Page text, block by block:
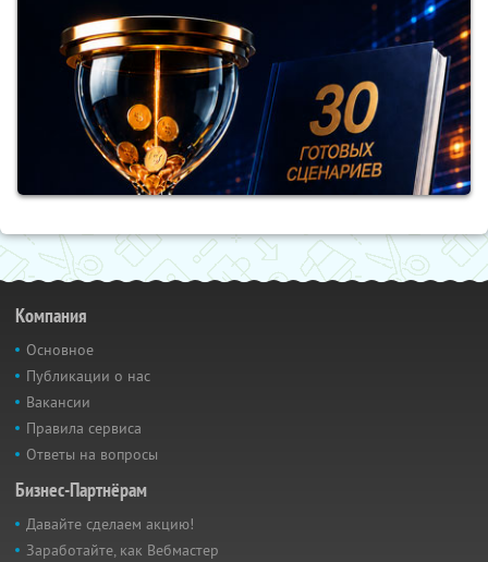
Компания
Основное
Публикации о нас
Вакансии
Правила сервиса
Ответы на вопросы
Бизнес-Партнёрам
Давайте сделаем акцию!
Заработайте, как Вебмастер